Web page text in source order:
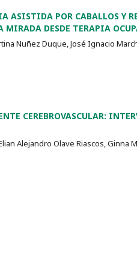
ASISTIDA POR CABALLOS Y
MIRADA DESDE TERAPIA
Nuñez Duque, José Ignacio
CEREBROVASCULAR:
Alejandro Olave Riascos, Ginna